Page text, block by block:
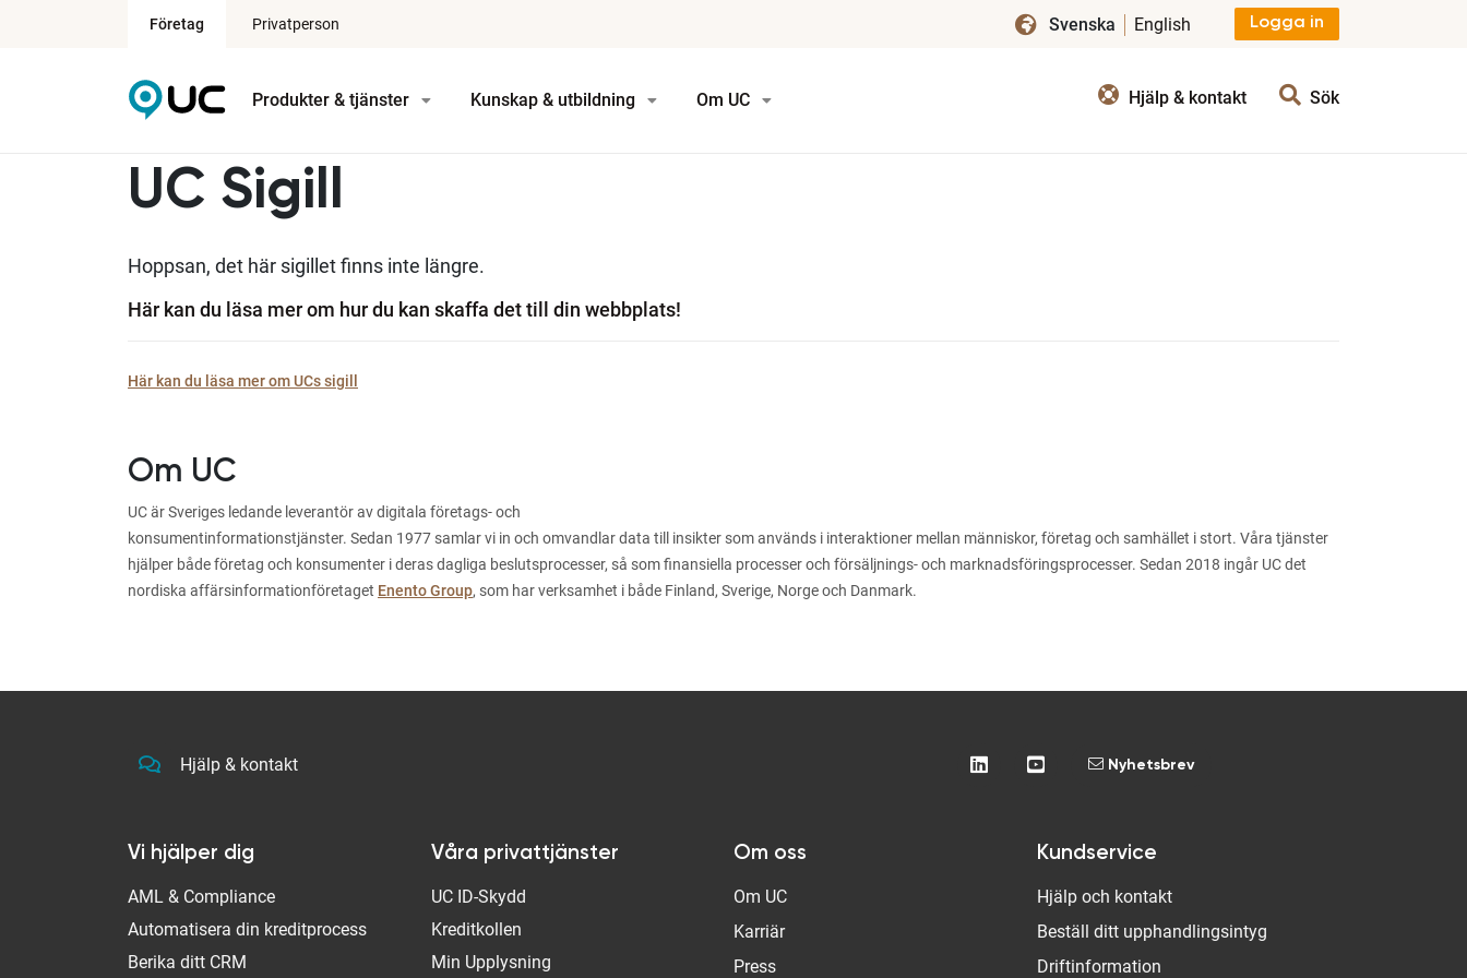
Företag Privatperson Logga in
Svenska English
Produkter & tjänster Kunskap & utbildning Om UC Hjälp & kontakt Sök
UC Sigill
Hoppsan, det här sigillet finns inte längre.
Här kan du läsa mer om hur du kan skaffa det till din webbplats!
Här kan du läsa mer om UCs sigill
Om UC
UC är Sveriges ledande leverantör av digitala företags- och
konsumentinformationstjänster. Sedan 1977 samlar vi in och omvandlar data till insikter som används i interaktioner mellan människor, företag och samhället i stort. Våra tjänster
hjälper både företag och konsumenter i deras dagliga beslutsprocesser, så som finansiella processer och försäljnings- och marknadsföringsprocesser. Sedan 2018 ingår UC det
nordiska affärsinformationföretaget Enento Group, som har verksamhet i både Finland, Sverige, Norge och Danmark.
Hjälp & kontakt Nyhetsbrev
Vi hjälper dig
AML & Compliance
Automatisera din kreditprocess
Berika ditt CRM
Våra privattjänster
UC ID-Skydd
Kreditkollen
Min Upplysning
Om oss
Om UC
Karriär
Press
Kundservice
Hjälp och kontakt
Beställ ditt upphandlingsintyg
Driftinformation